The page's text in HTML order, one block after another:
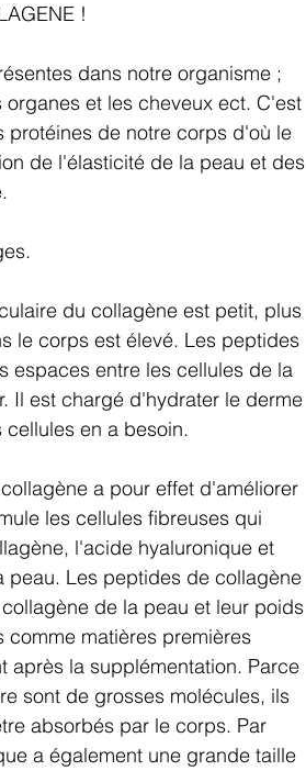
!
dans notre organisme ;
et les cheveux ect. C'est
protéines de notre corps d'où le
de l'élasticité de la peau et des
du collagène est petit, plus
le corps est élevé. Les peptides
espaces entre les cellules de la
Il est chargé d'hydrater le derme
en a besoin.
a pour effet d'améliorer
les cellules fibreuses qui
l'acide hyaluronique et
peau. Les peptides de collagène
de la peau et leur poids
matières premières
après la supplémentation. Parce
sont de grosses molécules, ils
absorbés par le corps. Par
a également une grande taille